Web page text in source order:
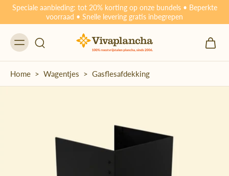
Speciale aanbieding: tot 20% korting op onze bundels • Beperkte
voorraad • Snelle levering gratis inbegrepen
Home > Wagentjes > Gasflesafdekking